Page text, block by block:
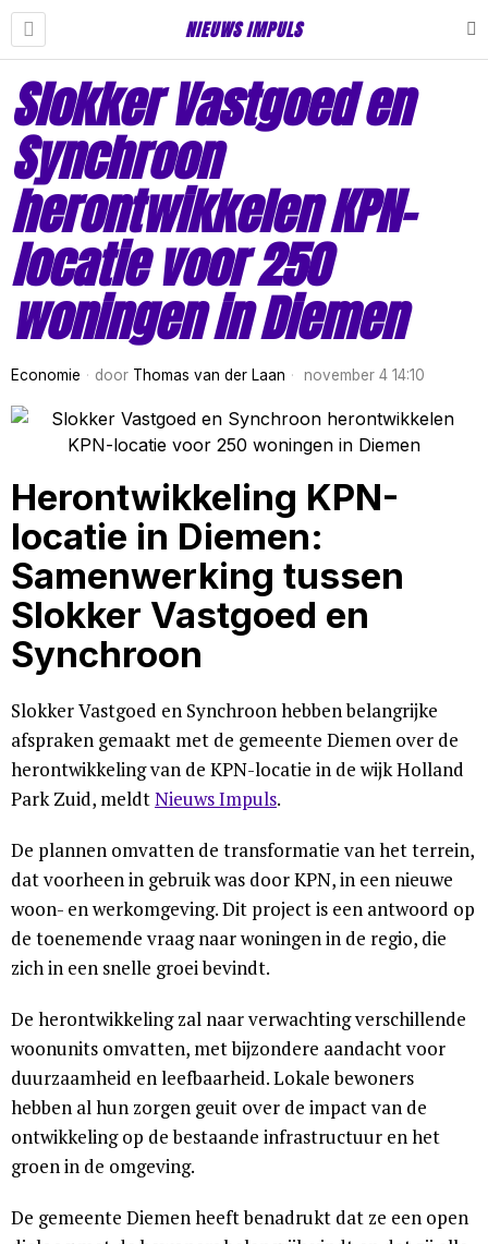
NIEUWS IMPULS
Slokker Vastgoed en
Synchroon
herontwikkelen KPN-
locatie voor 250
woningen in Diemen
Economie door Thomas van der Laan november 4 14:10
Herontwikkeling KPN-
locatie in Diemen:
Samenwerking tussen
Slokker Vastgoed en
Synchroon
Slokker Vastgoed en Synchroon hebben belangrijke
afspraken gemaakt met de gemeente Diemen over de
herontwikkeling van de KPN-locatie in de wijk Holland
Park Zuid, meldtNieuws Impuls.
De plannen omvatten de transformatie van het terrein,
dat voorheen in gebruik was door KPN, in een nieuwe
woon- en werkomgeving. Dit project is een antwoord op
de toenemende vraag naar woningen in de regio, die
zich in een snelle groei bevindt.
De herontwikkeling zal naar verwachting verschillende
woonunits omvatten, met bijzondere aandacht voor
duurzaamheid en leefbaarheid. Lokale bewoners
hebben al hun zorgen geuit over de impact van de
ontwikkeling op de bestaande infrastructuur en het
groen in de omgeving.
De gemeente Diemen heeft benadrukt dat ze een open